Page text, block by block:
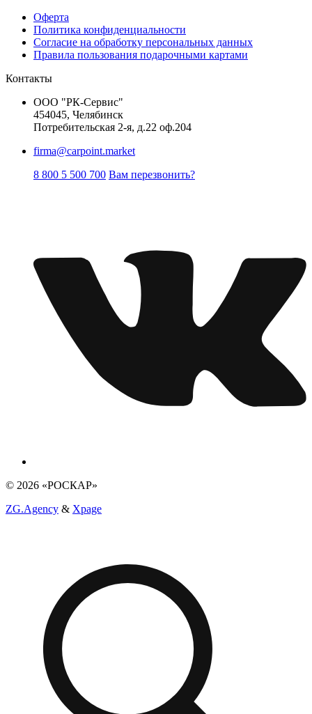
Оферта
Политика конфиденциальности
Согласие на обработку персональных данных
Правила пользования подарочными картами
Контакты
ООО "РК-Сервис"
454045, Челябинск
Потребительская 2-я, д.22 оф.204
firma@carpoint.market
8 800 5 500 700 Вам перезвонить?
© 2026 «РОСКАР»
ZG.Agency & Xpage